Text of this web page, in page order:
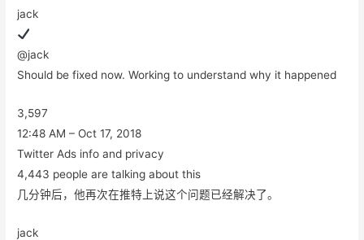
jack
@jack
Should be fixed now. Working to understand why it happened
3,597
12:48 AM – Oct 17, 2018
Twitter Ads info and privacy
4,443 people are talking about this
几分钟后，他再次在推特上说这个问题已经解决了。
jack